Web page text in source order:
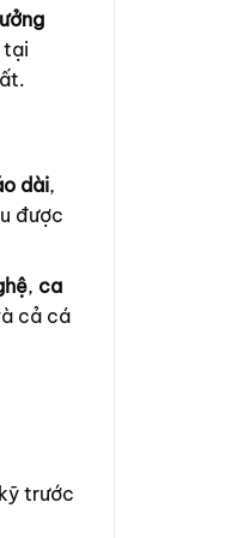
tại
dài,
được
, ca
cả cá
trước